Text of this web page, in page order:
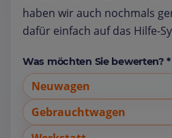
haben wir auch nochmals
dafür einfach auf das Hilfe-
Was möchten Sie bewerten? *
Neuwagen
Gebrauchtwagen